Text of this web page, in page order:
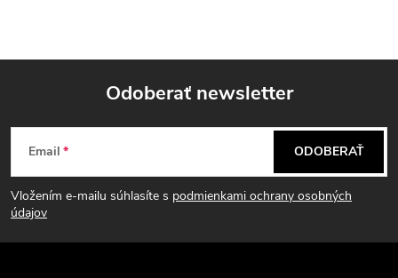
Z
á
p
Odoberať newsletter
Email
Vložením e-mailu súhlasíte s podmienkami ochrany osobných
údajov
ODOBERAŤ